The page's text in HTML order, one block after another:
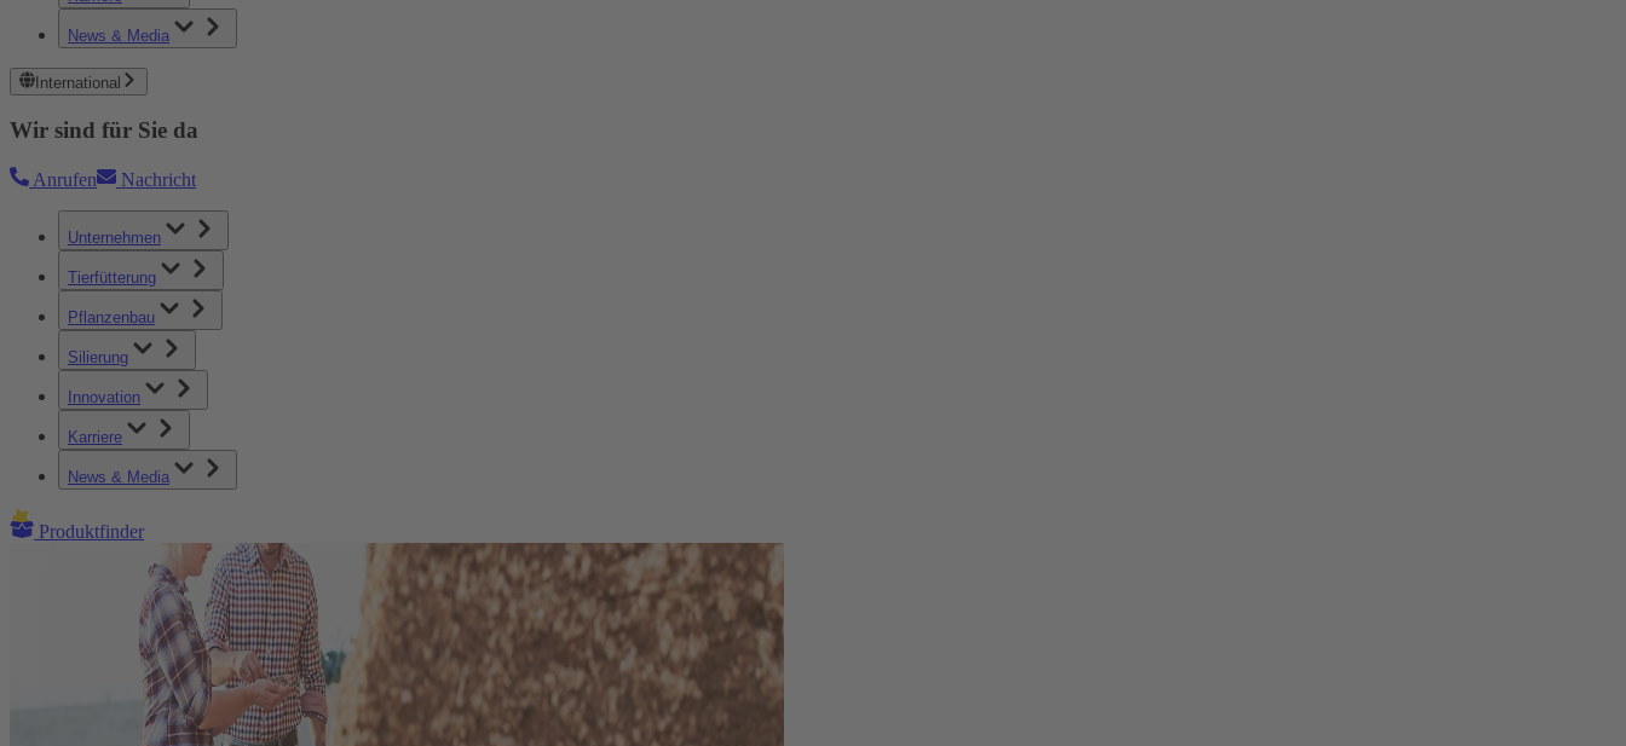
News & Media
International
Wir sind für Sie da
Anrufen Nachricht
Unternehmen
Tierfütterung
Pflanzenbau
Silierung
Innovation
Karriere
News & Media
Produktfinder